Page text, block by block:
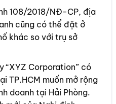
108/2018/NĐ-CP, địa
cũng có thể đặt ở
khác so với trụ sở
“XYZ Corporation” có
TP.HCM muốn mở rộng
doanh tại Hải Phòng.